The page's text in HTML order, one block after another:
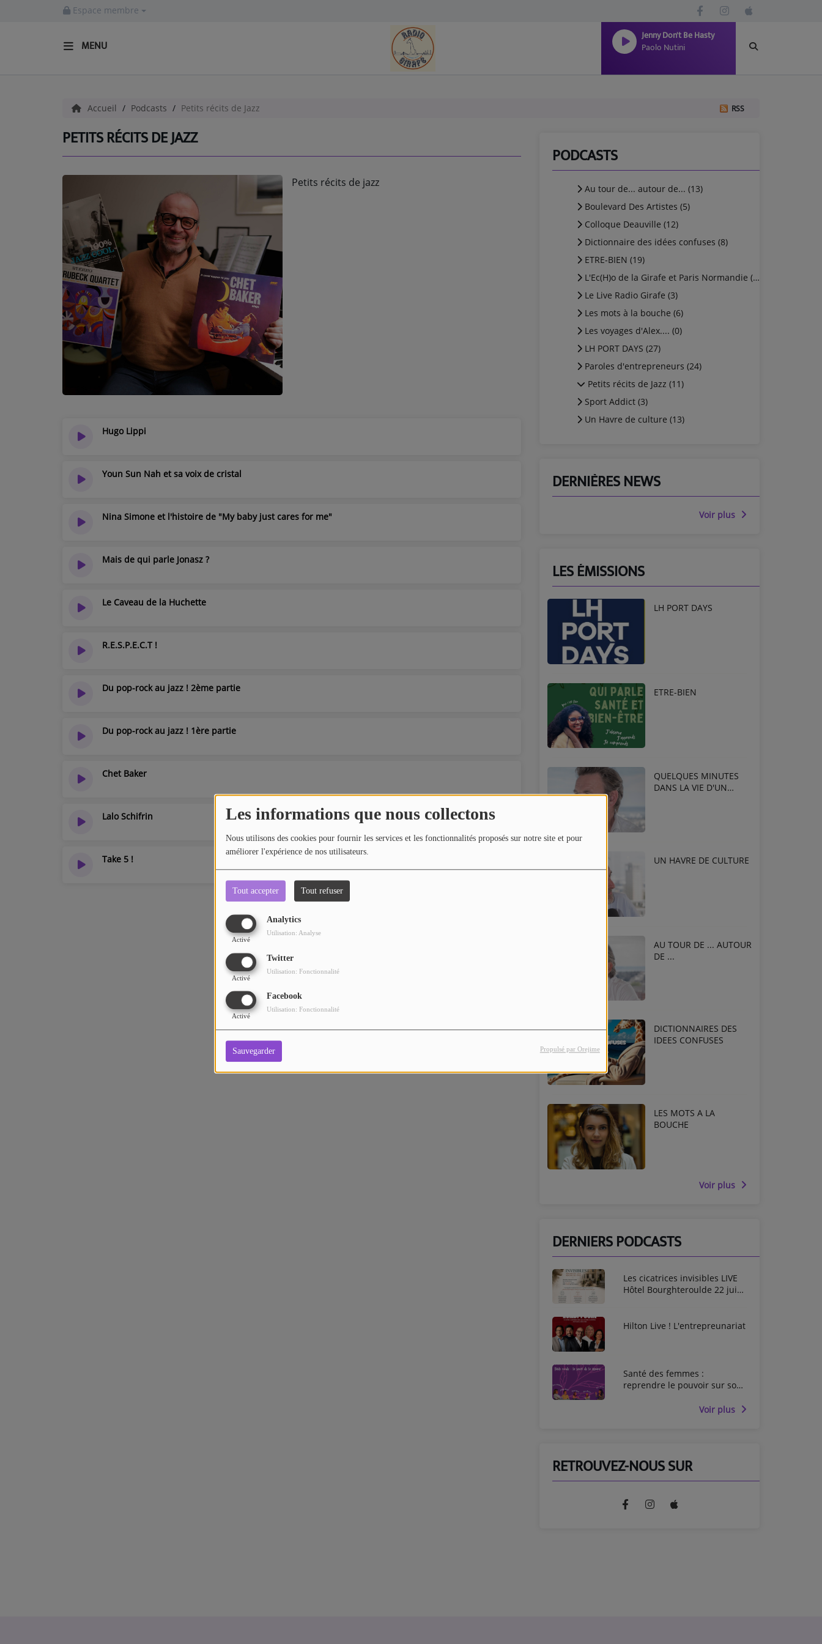
Les informations que nous collectons
Nous utilisons des cookies pour fournir les services et les fonctionnalités proposés sur notre site et pour
améliorer l'expérience de nos utilisateurs.
Tout accepter Tout refuser
Analytics
Activé
Utilisation: Analyse
Twitter
Activé
Utilisation: Fonctionnalité
Facebook
Activé
Utilisation: Fonctionnalité
Sauvegarder Propulsé par Orejime
Espace membre
MENU
Jenny Don't Be Hasty
Paolo Nutini
EMISSIONS
UN HAVRE DE CULTURE
PAROLES D'ENTREPRENEURS
AU TOUR DE ... AUTOUR DE ....
LE LIVE RADIO GIRAFE
DICTIONNAIRE DES IDÉES CONFUSES
LES MOTS À LA BOUCHE
PETITS RÉCITS DE JAZZ
Accueil Podcasts Petits récits de Jazz RSS
PETITS RÉCITS DE JAZZ
Petits récits de jazz
Hugo Lippi
Youn Sun Nah et sa voix de cristal
Nina Simone et l'histoire de "My baby just cares for me"
Mais de qui parle Jonasz ?
Le Caveau de la Huchette
R.E.S.P.E.C.T !
Du pop-rock au jazz ! 2ème partie
Du pop-rock au jazz ! 1ère partie
Chet Baker
Lalo Schifrin
Take 5 !
PODCASTS
Au tour de... autour de... (13)
Boulevard Des Artistes (5)
Colloque Deauville (12)
Dictionnaire des idées confuses (8)
ETRE-BIEN (19)
L'Ec(H)o de la Girafe et Paris Normandie (15)
Le Live Radio Girafe (3)
Les mots à la bouche (6)
Les voyages d'Alex.... (0)
LH PORT DAYS (27)
Paroles d'entrepreneurs (24)
Petits récits de Jazz (11)
Sport Addict (3)
Un Havre de culture (13)
DERNIÈRES NEWS
Voir plus
LES ÉMISSIONS
LH PORT DAYS
ETRE-BIEN
QUELQUES MINUTES
DANS LA VIE D'UN
UN HAVRE DE CULTURE
AU TOUR DE ... AUTOUR
DE ...
DICTIONNAIRES DES
IDEES CONFUSES
LES MOTS A LA
BOUCHE
Voir plus
DERNIERS PODCASTS
Les cicatrices invisibles LIVE
Hôtel Bourghteroulde 22 juin
Hilton Live ! L'entrepreunariat
Santé des femmes :
reprendre le pouvoir sur son
Voir plus
RETROUVEZ-NOUS SUR